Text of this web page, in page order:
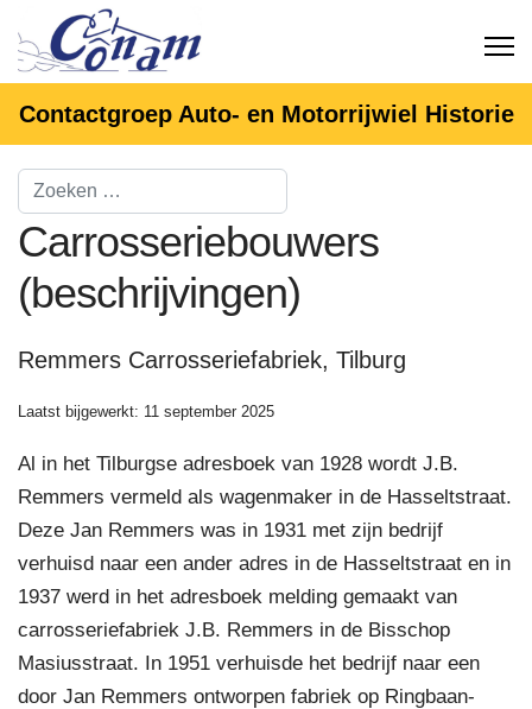
Contactgroep Auto- en Motorrijwiel Historie
Carrosseriebouwers
(beschrijvingen)
Remmers Carrosseriefabriek, Tilburg
Laatst bijgewerkt: 11 september 2025
Al in het Tilburgse adresboek van 1928 wordt J.B.
Remmers vermeld als wagenmaker in de Hasseltstraat.
Deze Jan Remmers was in 1931 met zijn bedrijf
verhuisd naar een ander adres in de Hasseltstraat en in
1937 werd in het adresboek melding gemaakt van
carrosseriefabriek J.B. Remmers in de Bisschop
Masiusstraat. In 1951 verhuisde het bedrijf naar een
door Jan Remmers ontworpen fabriek op Ringbaan-